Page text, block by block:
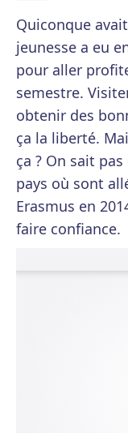
Quiconque
jeunesse a eu
pour aller
semestre.
obtenir des
ça la liberté.
ça ? On sait
pays où sont
Erasmus en
faire confiance.